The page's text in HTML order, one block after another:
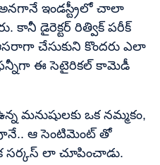
ఇండస్ట్రీలో చాలా
కానీ డైరెక్టర్ రిత్విక్ పరీక్
చేసుకుని కొందరు ఎలా
ఫన్నీగా ఈ సెటైరికల్ కామెడీ
మనుషులకు ఒక నమ్మకం,
ఆ సెంటిమెంట్ తో
సర్కస్ లా చూపించాడు.